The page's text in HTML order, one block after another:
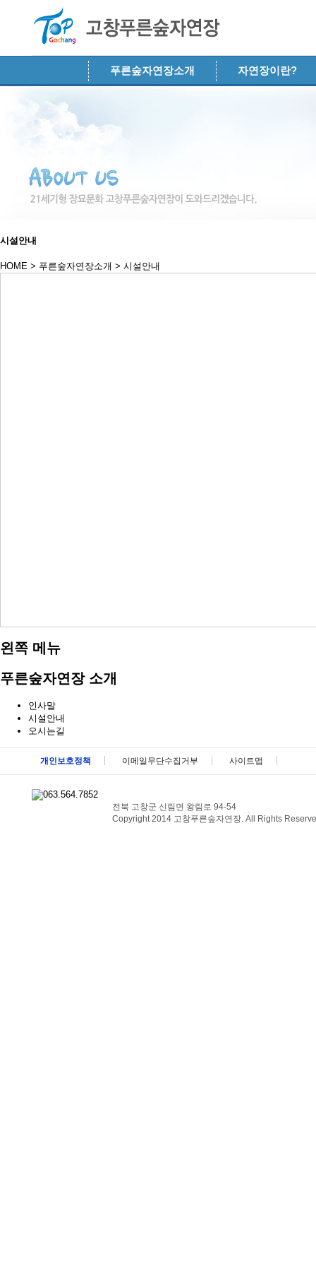
푸른숲자연장소개 자연장이란?
시설안내
HOME > 푸른숲자연장소개 > 시설안내
왼쪽 메뉴
푸른숲자연장 소개
인사말
시설안내
오시는길
개인보호정책 이메일무단수집거부 사이트맵
전북 고창군 신림면 왕림로 94-54
Copyright 2014 고창푸른숲자연장. All Rights